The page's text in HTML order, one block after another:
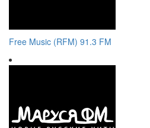
Free Music (RFM) 91.3 FM